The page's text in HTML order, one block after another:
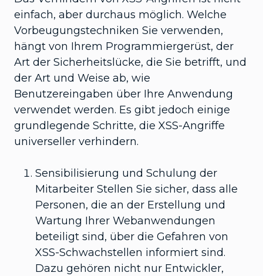
einfach, aber durchaus möglich. Welche
Vorbeugungstechniken Sie verwenden,
hängt von Ihrem Programmiergerüst, der
Art der Sicherheitslücke, die Sie betrifft, und
der Art und Weise ab, wie
Benutzereingaben über Ihre Anwendung
verwendet werden. Es gibt jedoch einige
grundlegende Schritte, die XSS-Angriffe
universeller verhindern.
Sensibilisierung und Schulung der
Mitarbeiter Stellen Sie sicher, dass alle
Personen, die an der Erstellung und
Wartung Ihrer Webanwendungen
beteiligt sind, über die Gefahren von
XSS-Schwachstellen informiert sind.
Dazu gehören nicht nur Entwickler,